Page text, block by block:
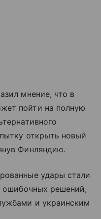
мнение, что в
пойти на полную
открыть новый
Финляндию.
удары стали
ошибочных решений,
и украинским